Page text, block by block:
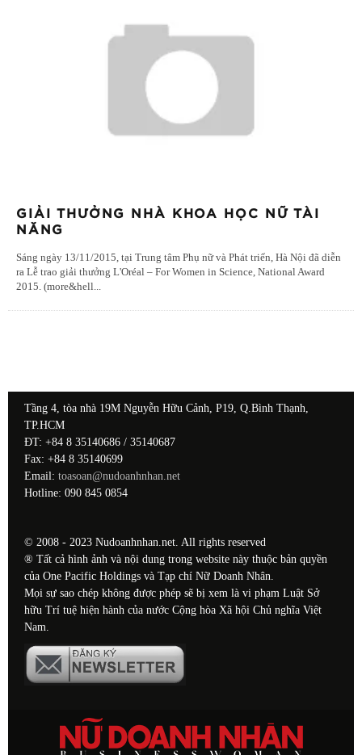
GIẢI THƯỞNG NHÀ KHOA HỌC NỮ TÀI
NĂNG
Sáng ngày 13/11/2015, tại Trung tâm Phụ nữ và Phát triển, Hà Nội đã diễn
ra Lễ trao giải thưởng L'Oréal – For Women in Science, National Award
2015. (more&hell...
Tầng 4, tòa nhà 19M Nguyễn Hữu Cảnh, P19, Q.Bình Thạnh,
TP.HCM
ĐT: +84 8 35140686 / 35140687
Fax: +84 8 35140699
Email: toasoan@nudoanhnhan.net
Hotline: 090 845 0854
© 2008 - 2023 Nudoanhnhan.net. All rights reserved
® Tất cả hình ảnh và nội dung trong website này thuộc bản quyền
của One Pacific Holdings và Tạp chí Nữ Doanh Nhân.
Mọi sự sao chép không được phép sẽ bị xem là vi phạm Luật Sở
hữu Trí tuệ hiện hành của nước Cộng hòa Xã hội Chủ nghĩa Việt
Nam.